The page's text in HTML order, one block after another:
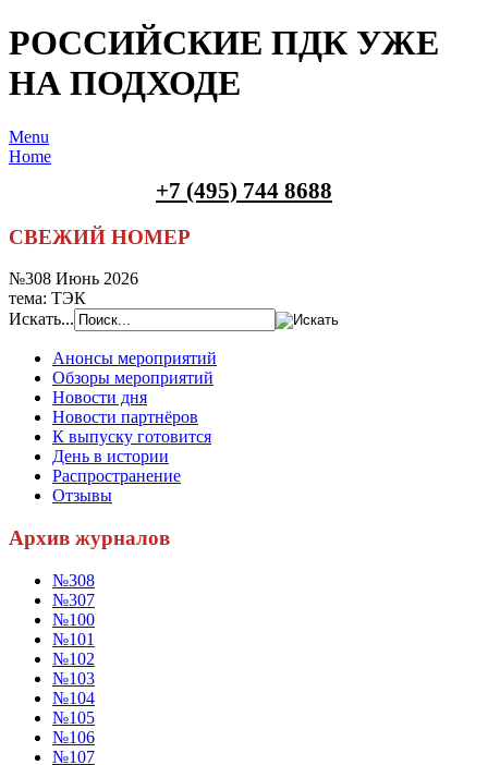
РОССИЙСКИЕ ПДК УЖЕ
НА ПОДХОДЕ
Menu
Home
+7 (495) 744 8688
СВЕЖИЙ НОМЕР
№308 Июнь 2026
тема: ТЭК
Искать...
Анонсы мероприятий
Обзоры мероприятий
Новости дня
Новости партнёров
К выпуску готовится
День в истории
Распространение
Отзывы
Архив журналов
№308
№307
№100
№101
№102
№103
№104
№105
№106
№107